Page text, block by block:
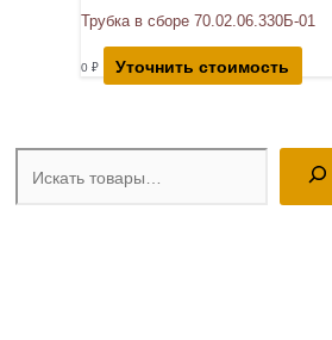
Поиск
Трубка в сборе 70.02.06.330Б-01
0 ₽ Уточнить стоимость